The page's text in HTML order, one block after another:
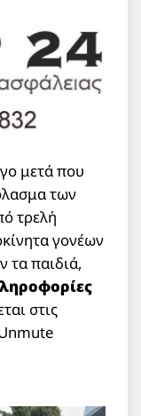
μετά που
των
τρελή
γονέων
τα παιδιά,
στις